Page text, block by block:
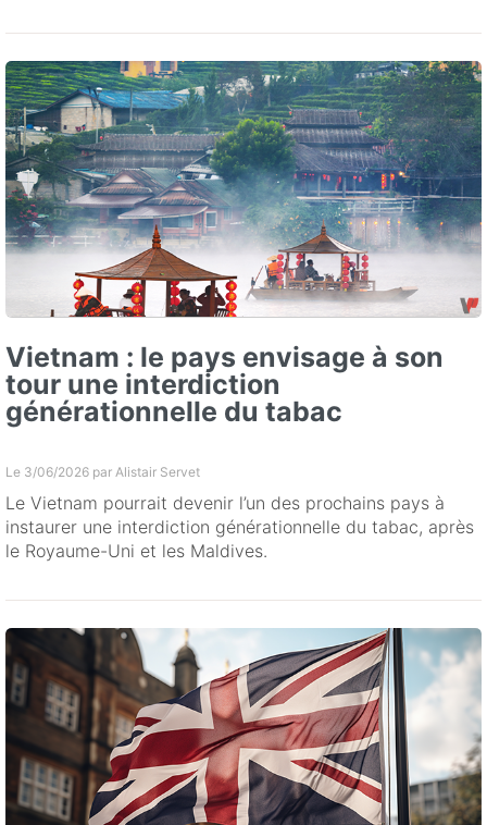
Vietnam : le pays envisage à son
tour une interdiction
générationnelle du tabac
Le 3/06/2026 par Alistair Servet
Le Vietnam pourrait devenir l’un des prochains pays à
instaurer une interdiction générationnelle du tabac, après
le Royaume-Uni et les Maldives.